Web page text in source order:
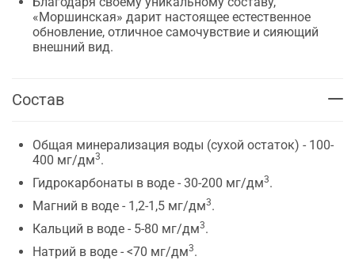
«Моршинская» дарит настоящее естественное
обновление, отличное самочувствие и сияющий
внешний вид.
Состав
Общая минерализация воды (сухой остаток) - 100-
400 мг/дм3.
Гидрокарбонаты в воде - 30-200 мг/дм3.
Магний в воде - 1,2-1,5 мг/дм3.
Кальций в воде - 5-80 мг/дм3.
Натрий в воде - <70 мг/дм3.